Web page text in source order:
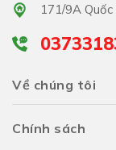
171/9A
Về chúng tôi
Chính sách